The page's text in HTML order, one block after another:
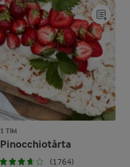
1 TIM
Pinocchiotårta
(1764)